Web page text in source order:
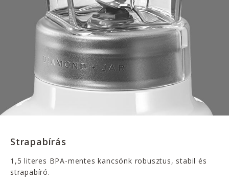
Strapabírás
1,5 literes BPA-mentes kancsónk robusztus, stabil és
strapabíró.